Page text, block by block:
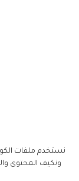
نستخدم ملفات
ونكيف المحتوى